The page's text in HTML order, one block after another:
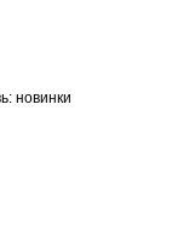
новинки